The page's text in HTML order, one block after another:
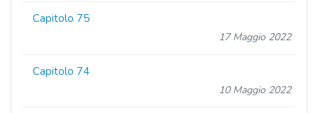
Capitolo 75
17 Maggio 2022
Capitolo 74
10 Maggio 2022